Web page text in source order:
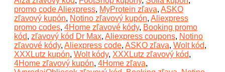
promo code Aliexpress, MyProtein zľava, ASKO
zľavový kupón, Notino zľavový kupón, Aliexpress
promo codes, 4Home zľavové kódy, Booking promo
kód, zľavový kód Dr Max, Aliexpress coupons, Notino
zľavové kódy, Aliexpress code, ASKO zľava, Wolt kód,
XXXLutz kupón, Wolt kódy, XXXLutz zľavový kód,
4Home zľavový kupón, 4Home zľava,